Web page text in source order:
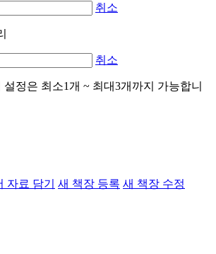
취소
취소
정은 최소1개 ~ 최대3개까지 가능합니
자료 담기 새 책장 등록 새 책장 수정